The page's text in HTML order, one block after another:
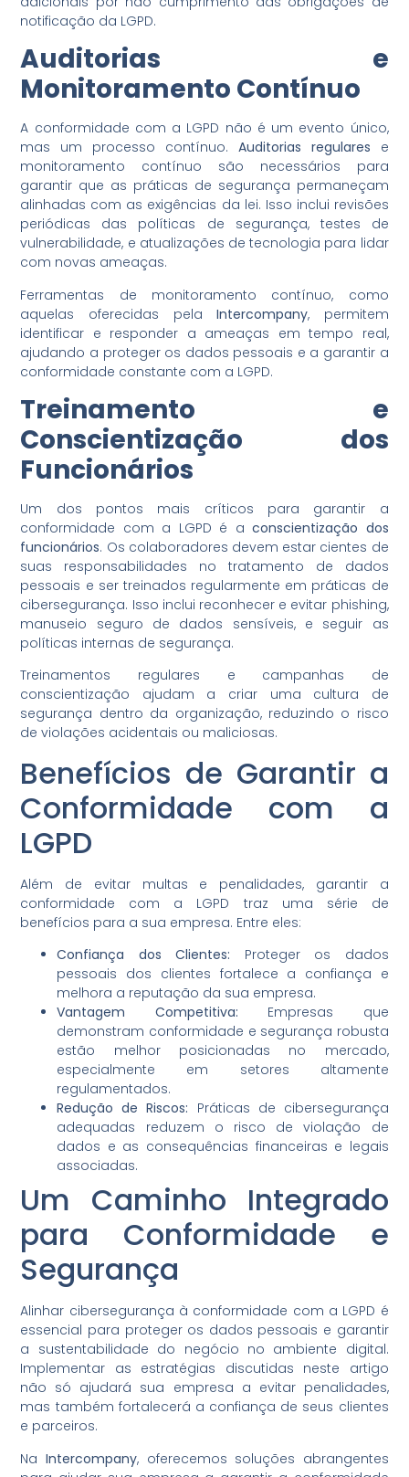
notificação da LGPD.
Auditorias e
Monitoramento Contínuo
A conformidade com a LGPD não é um evento único,
mas um processo contínuo. Auditorias regulares e
monitoramento contínuo são necessários para
garantir que as práticas de segurança permaneçam
alinhadas com as exigências da lei. Isso inclui revisões
periódicas das políticas de segurança, testes de
vulnerabilidade, e atualizações de tecnologia para lidar
com novas ameaças.
Ferramentas de monitoramento contínuo, como
aquelas oferecidas pelaIntercompany, permitem
identificar e responder a ameaças em tempo real,
ajudando a proteger os dados pessoais e a garantir a
conformidade constante com a LGPD.
Treinamento e
Conscientização dos
Funcionários
Um dos pontos mais críticos para garantir a
conformidade com a LGPD é aconscientização dos
funcionários. Os colaboradores devem estar cientes de
suas responsabilidades no tratamento de dados
pessoais e ser treinados regularmente em práticas de
cibersegurança. Isso inclui reconhecer e evitar phishing,
manuseio seguro de dados sensíveis, e seguir as
políticas internas de segurança.
Treinamentos regulares e campanhas de
conscientização ajudam a criar uma cultura de
segurança dentro da organização, reduzindo o risco
de violações acidentais ou maliciosas.
Benefícios de Garantir a
Conformidade com a
LGPD
Além de evitar multas e penalidades, garantir a
conformidade com a LGPD traz uma série de
benefícios para a sua empresa. Entre eles:
Confiança dos Clientes: Proteger os dados
pessoais dos clientes fortalece a confiança e
melhora a reputação da sua empresa.
Vantagem Competitiva: Empresas que
demonstram conformidade e segurança robusta
estão melhor posicionadas no mercado,
especialmente em setores altamente
regulamentados.
Redução de Riscos: Práticas de cibersegurança
adequadas reduzem o risco de violação de
dados e as consequências financeiras e legais
associadas.
Um Caminho Integrado
para Conformidade e
Segurança
Alinhar cibersegurança à conformidade com a LGPD é
essencial para proteger os dados pessoais e garantir
a sustentabilidade do negócio no ambiente digital.
Implementar as estratégias discutidas neste artigo
não só ajudará sua empresa a evitar penalidades,
mas também fortalecerá a confiança de seus clientes
e parceiros.
Na Intercompany, oferecemos soluções abrangentes